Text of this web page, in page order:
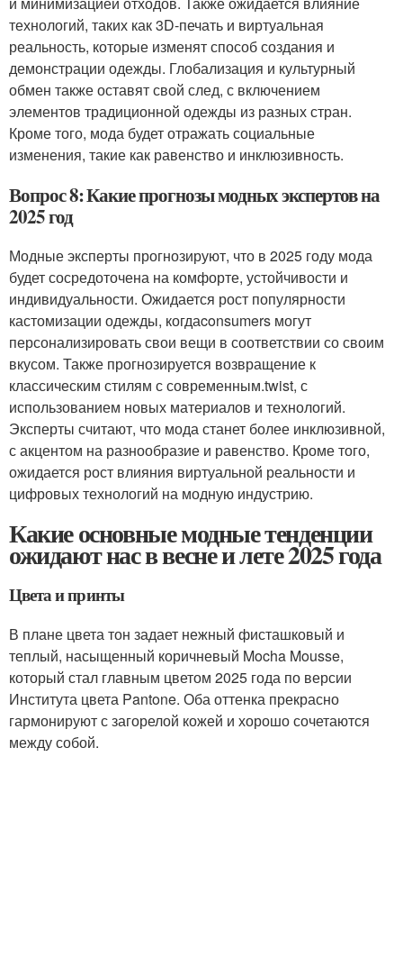
технологий, таких как 3D-печать и виртуальная
реальность, которые изменят способ создания и
демонстрации одежды. Глобализация и культурный
обмен также оставят свой след, с включением
элементов традиционной одежды из разных стран.
Кроме того, мода будет отражать социальные
изменения, такие как равенство и инклюзивность.
Вопрос 8: Какие прогнозы модных экспертов на
2025 год
Модные эксперты прогнозируют, что в 2025 году мода
будет сосредоточена на комфорте, устойчивости и
индивидуальности. Ожидается рост популярности
кастомизации одежды, когдаconsumers могут
персонализировать свои вещи в соответствии со своим
вкусом. Также прогнозируется возвращение к
классическим стилям с современным.twist, с
использованием новых материалов и технологий.
Эксперты считают, что мода станет более инклюзивной,
с акцентом на разнообразие и равенство. Кроме того,
ожидается рост влияния виртуальной реальности и
цифровых технологий на модную индустрию.
Какие основные модные тенденции
ожидают нас в весне и лете 2025 года
Цвета и принты
В плане цвета тон задает нежный фисташковый и
теплый, насыщенный коричневый Mocha Mousse,
который стал главным цветом 2025 года по версии
Института цвета Pantone. Оба оттенка прекрасно
гармонируют с загорелой кожей и хорошо сочетаются
между собой.